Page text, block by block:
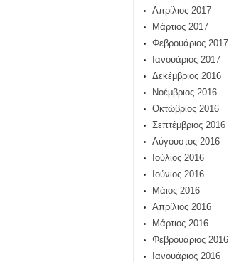
Απρίλιος 2017
Μάρτιος 2017
Φεβρουάριος 2017
Ιανουάριος 2017
Δεκέμβριος 2016
Νοέμβριος 2016
Οκτώβριος 2016
Σεπτέμβριος 2016
Αύγουστος 2016
Ιούλιος 2016
Ιούνιος 2016
Μάιος 2016
Απρίλιος 2016
Μάρτιος 2016
Φεβρουάριος 2016
Ιανουάριος 2016